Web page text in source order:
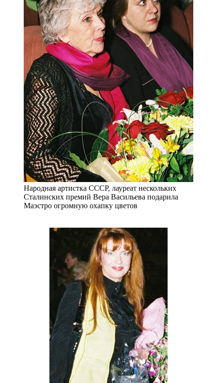
Народная артистка СССР, лауреат нескольких
Сталинских премий Вера Васильева подарила
Маэстро огромную охапку цветов